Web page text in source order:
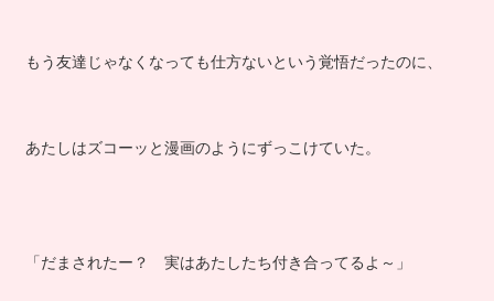
もう友達じゃなくなっても仕方ないという覚悟だったのに、
あたしはズコーッと漫画のようにずっこけていた。
「だまされたー？ 実はあたしたち付き合ってるよ～」